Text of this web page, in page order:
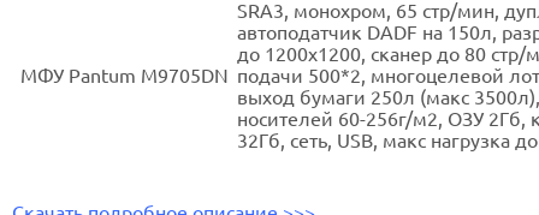
МФУ Pantum M9705DN
SRА3, монохром, 65 стр/мин,
автоподатчик DADF на 150л,
до 1200х1200, сканер до 80 стр/
подачи 500*2, многоцелевой
выход бумаги 250л (макс
носителей 60-256г/м2, ОЗУ 2Гб,
32Гб, сеть, USB, макс нагрузка